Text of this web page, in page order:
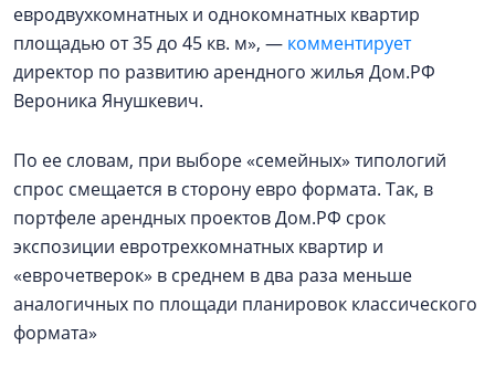
евродвухкомнатных и однокомнатных квартир
площадью от 35 до 45 кв. м», — комментирует
директор по развитию арендного жилья Дом.РФ
Вероника Янушкевич.
По ее словам, при выборе «семейных» типологий
спрос смещается в сторону евро формата. Так, в
портфеле арендных проектов Дом.РФ срок
экспозиции евротрехкомнатных квартир и
«еврочетверок» в среднем в два раза меньше
аналогичных по площади планировок классического
формата»